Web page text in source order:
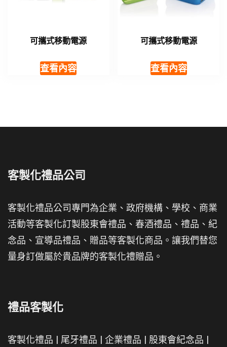
可攜式移動電源
查看內容
可攜式移動電源
查看內容
客製化禮品公司
客製化禮品公司專門為企業、政府機構、學校、商業
活動等客製化訂製股東會禮品、春酒禮品、禮品、紀
念品、宣導品禮品、贈品等客製化商品。讓我們替您
量身訂做屬於貴品牌的客製化禮贈品。
禮品客製化
客製化禮品 | 尾牙禮品 | 企業禮品 | 股東會紀念品 |